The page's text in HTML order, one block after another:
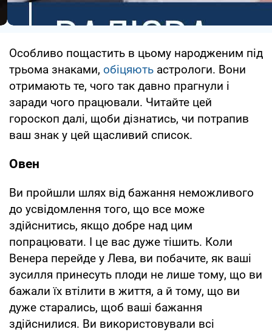
Особливо пощастить в цьому народженим під
трьома знаками, обіцяють астрологи. Вони
отримають те, чого так давно прагнули і
заради чого працювали. Читайте цей
гороскоп далі, щоби дізнатись, чи потрапив
ваш знак у цей щасливий список.
Овен
Ви пройшли шлях від бажання неможливого
до усвідомлення того, що все може
здійснитись, якщо добре над цим
попрацювати. І це вас дуже тішить. Коли
Венера перейде у Лева, ви побачите, як ваші
зусилля принесуть плоди не лише тому, що ви
бажали їх втілити в життя, а й тому, що ви
дуже старались, щоб ваші бажання
здійснилися. Ви використовували всі